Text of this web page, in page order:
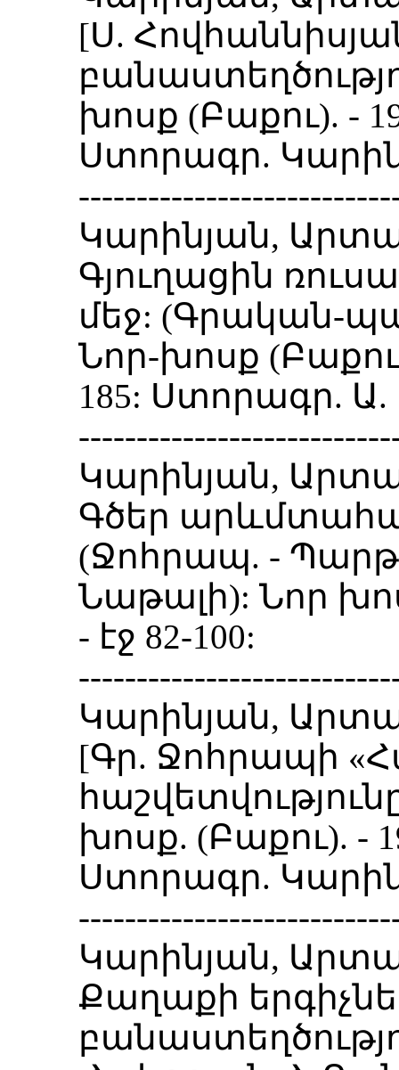
[Ս.
խոսք (Բաքու). -
Ստորագր.
Կարինյան,
Գյուղացին
մեջ: (Գրական-
Նոր-խոսք (Բաքու).
185: Ստորագր.
Կարինյան,
Գծեր
(Ջոհրապ. -
Նաթալի): Նոր
- էջ 82-100:
Կարինյան,
[Գր. Ջոհրապի
խոսք. (Բաքու). -
Ստորագր.
Կարինյան,
Քաղաքի